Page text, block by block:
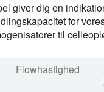
giver dig en
for
til
Flowhastighed